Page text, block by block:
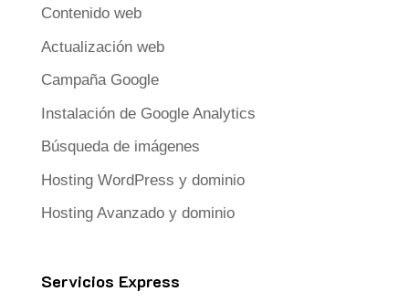
Contenido web
Actualización web
Campaña Google
Instalación de Google Analytics
Búsqueda de imágenes
Hosting WordPress y dominio
Hosting Avanzado y dominio
Servicios Express